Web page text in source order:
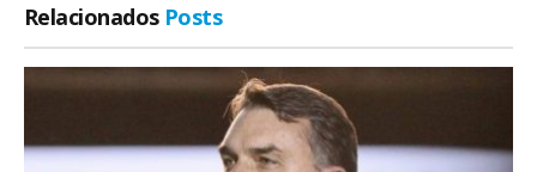
Relacionados Posts